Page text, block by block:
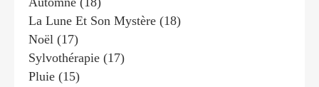
La Lune Et Son Mystère (18)
Noël (17)
Sylvothérapie (17)
Pluie (15)